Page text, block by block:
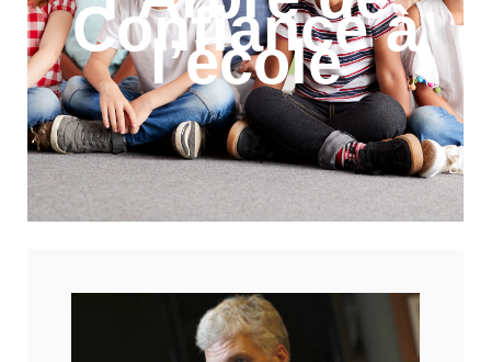
Confiance à
l’école